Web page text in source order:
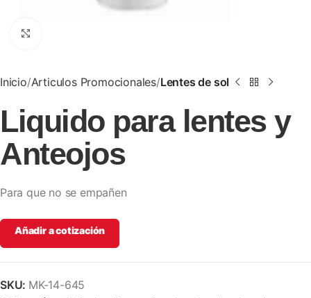
Inicio Articulos Promocionales Lentes de sol
Liquido para lentes y
Anteojos
Para que no se empañen
Añadir a cotización
SKU: MK-14-645